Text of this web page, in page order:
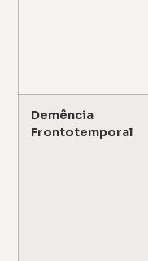
Demência
Frontotemporal